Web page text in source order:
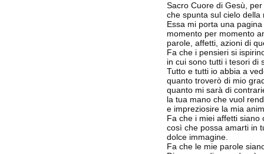
Sacro Cuore di Gesù,
che spunta sul cielo della
Essa mi porta una
momento per momento
parole, affetti, azioni di
Fa che i pensieri si
in cui sono tutti i tesori di
Tutto e tutti io abbia a
quanto troverò di mio
quanto mi sarà di
la tua mano che vuol
e impreziosire la mia
Fa che i miei affetti siano
così che possa amarti in
dolce immagine.
Fa che le mie parole